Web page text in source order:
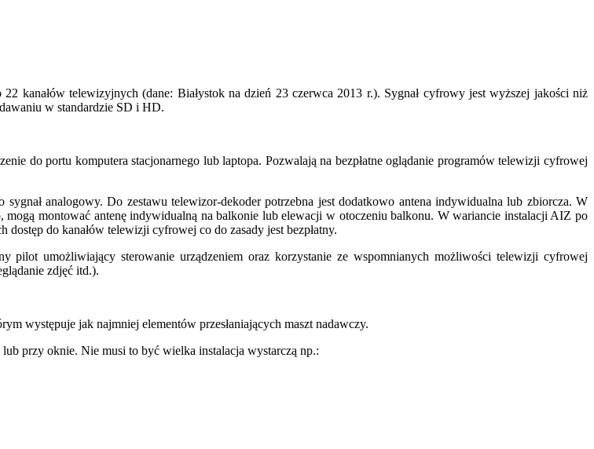
kanałów telewizyjnych (dane: Białystok na dzień 23 czerwca 2013 r.). Sygnał cyfrowy jest wyższej jakości niż
w standardzie SD i HD.
do portu komputera stacjonarnego lub laptopa. Pozwalają na bezpłatne oglądanie programów telewizji cyfrowej
analogowy. Do zestawu telewizor-dekoder potrzebna jest dodatkowo antena indywidualna lub zbiorcza. W
montować antenę indywidualną na balkonie lub elewacji w otoczeniu balkonu. W wariancie instalacji AIZ po
do kanałów telewizji cyfrowej co do zasady jest bezpłatny.
pilot umożliwiający sterowanie urządzeniem oraz korzystanie ze wspomnianych możliwości telewizji cyfrowej
zdjęć itd.).
występuje jak najmniej elementów przesłaniających maszt nadawczy.
przy oknie. Nie musi to być wielka instalacja wystarczą np.: